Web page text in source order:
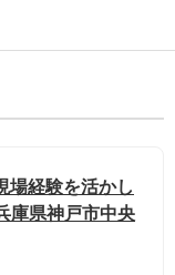
場経験を活かし
庫県神戸市中央